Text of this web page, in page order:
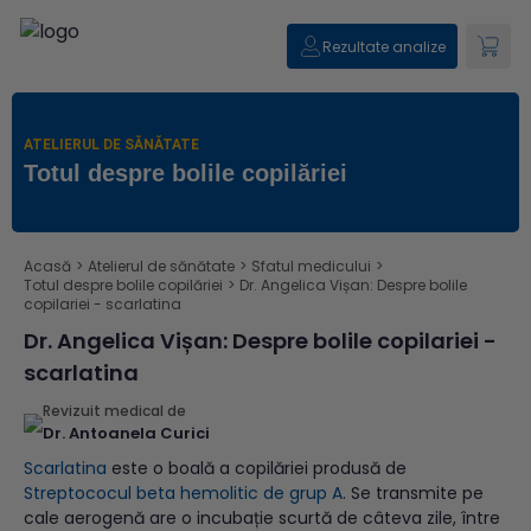
Rezultate analize
ATELIERUL DE SĂNĂTATE
Totul despre bolile copilăriei
Acasă > Atelierul de sănătate > Sfatul medicului >
Totul despre bolile copilăriei > Dr. Angelica Vișan: Despre bolile
copilariei - scarlatina
Dr. Angelica Vișan: Despre bolile copilariei -
scarlatina
Revizuit medical de
Dr. Antoanela Curici
Scarlatina este o boală a copilăriei produsă de
Streptococul beta hemolitic de grup A. Se transmite pe
cale aerogenă are o incubație scurtă de câteva zile, între